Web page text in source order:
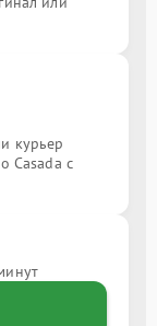
курьер
Casada с